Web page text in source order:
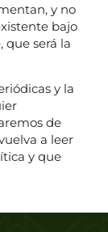
y no
bajo
que será la
y la
de
a leer
y que